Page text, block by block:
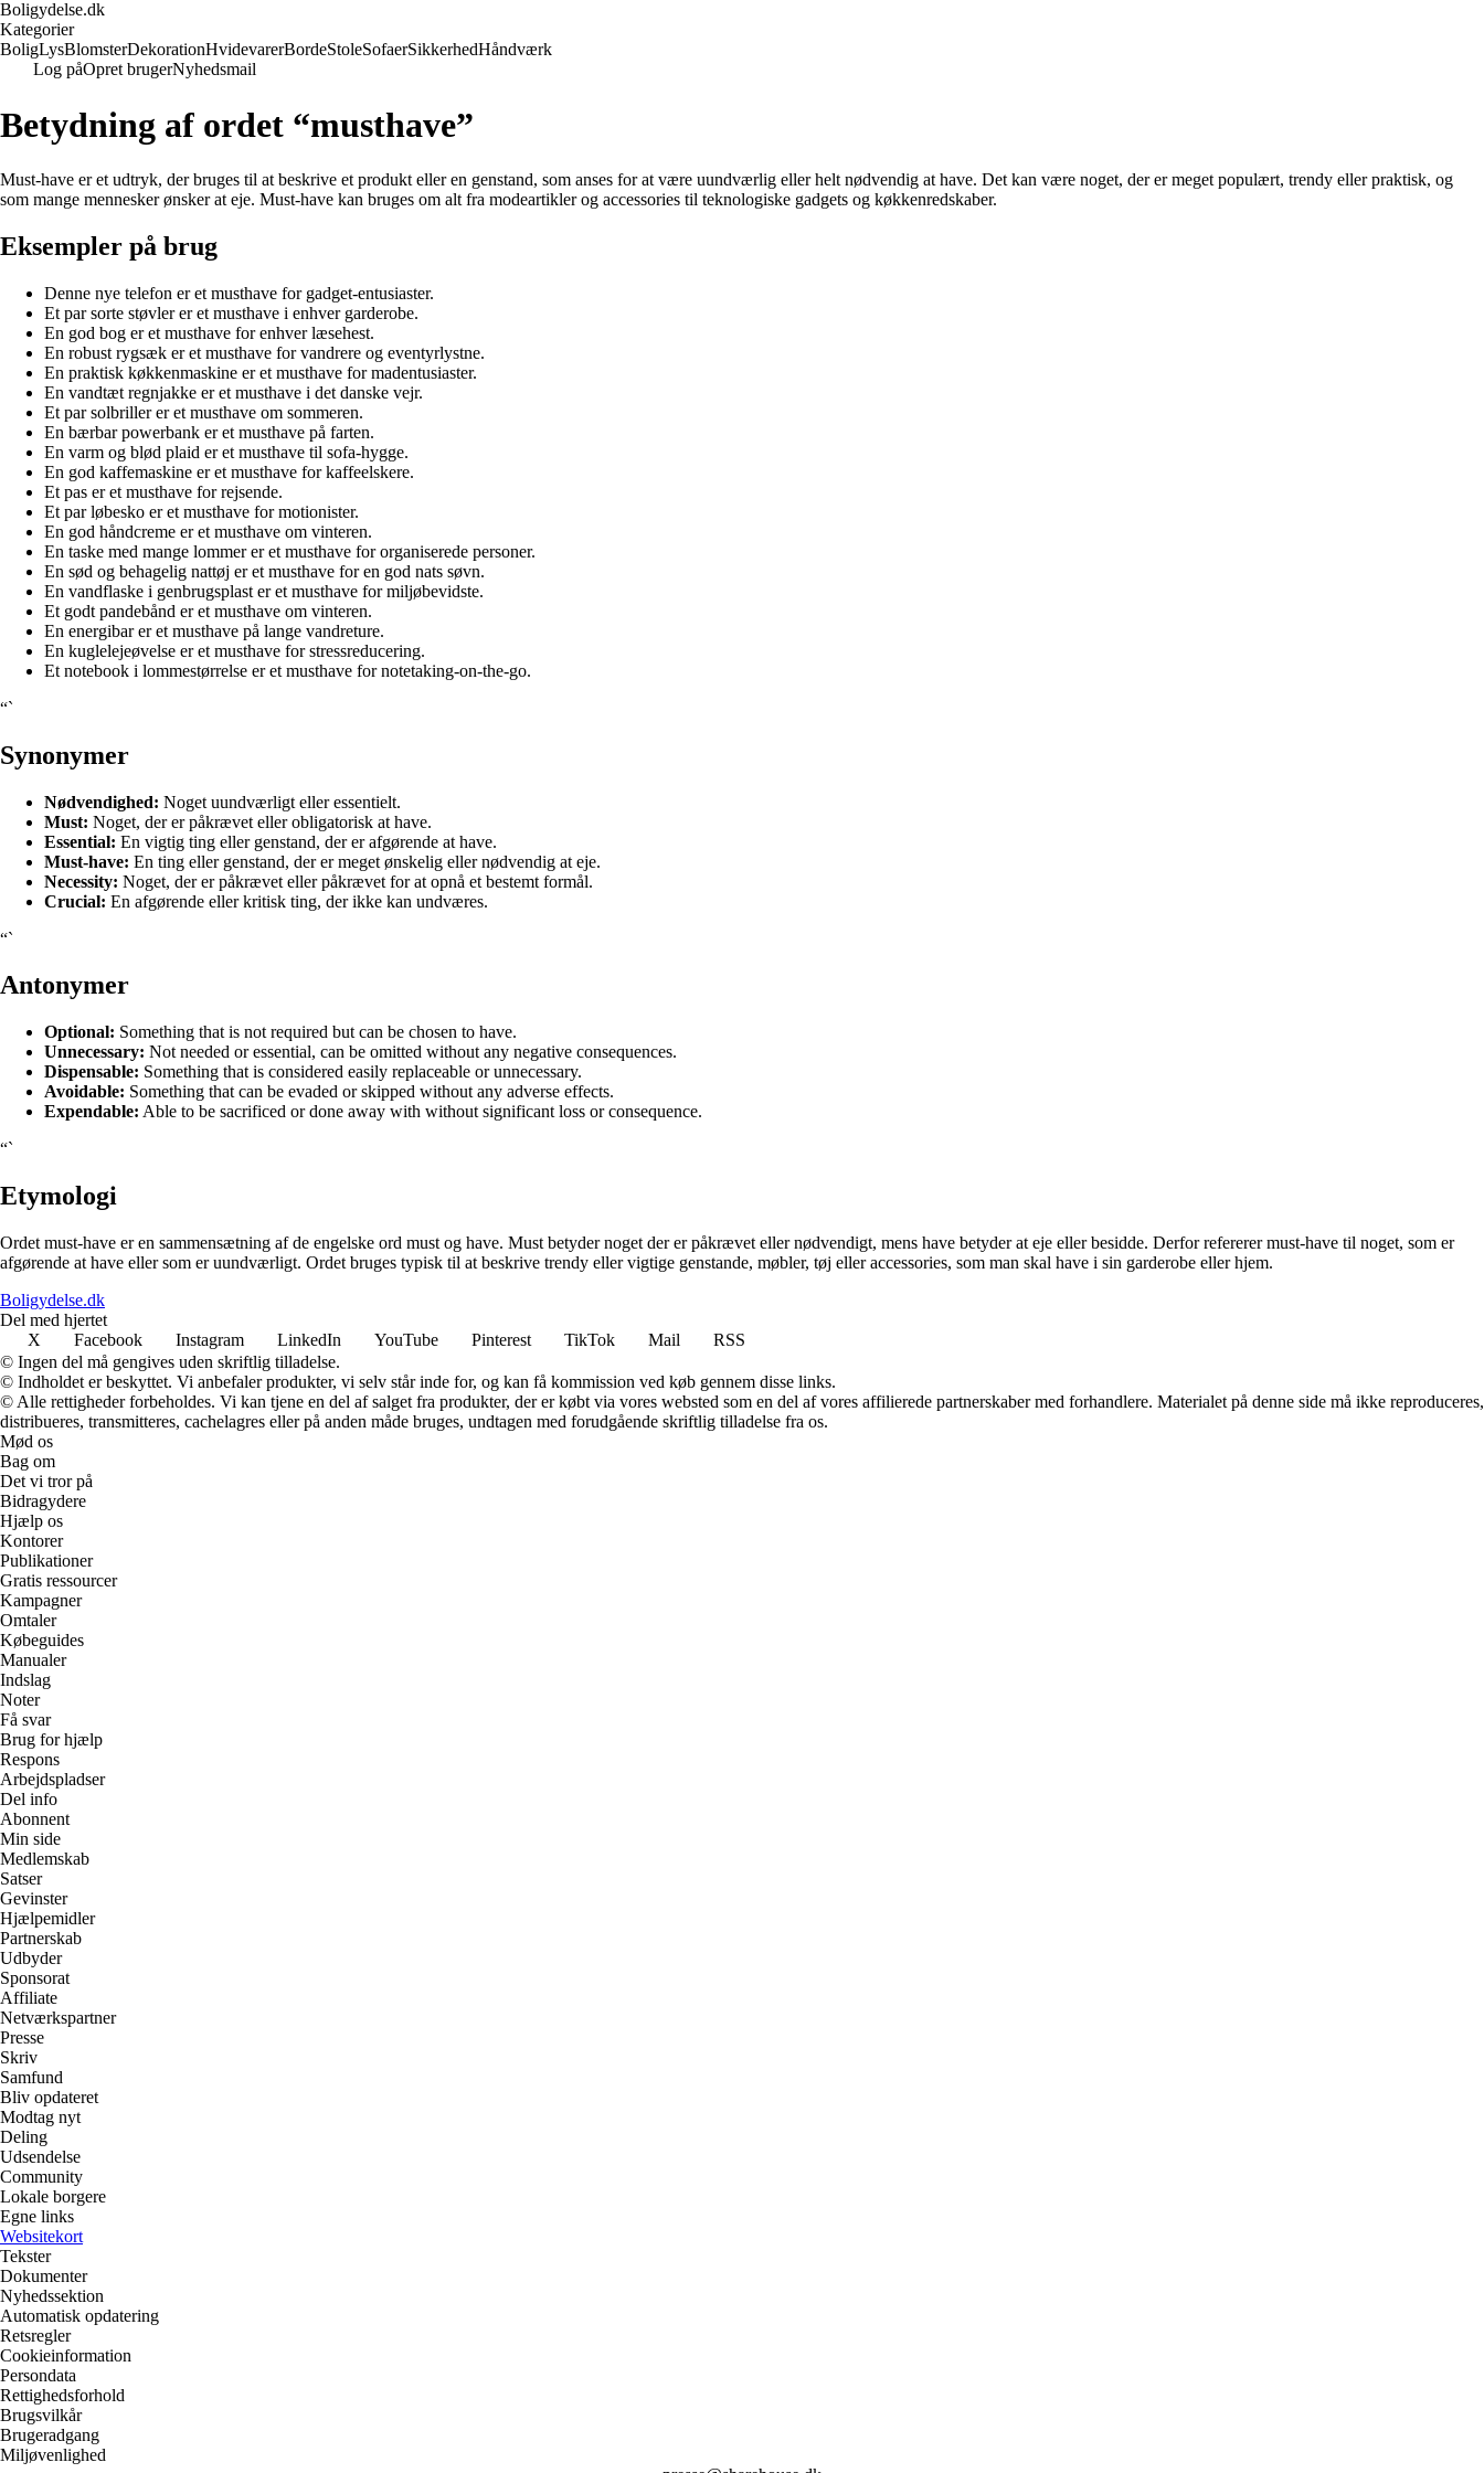
Boligydelse.dk
Kategorier
BoligLysBlomsterDekorationHvidevarerBordeStoleSofaerSikkerhedHåndværk
Log påOpret brugerNyhedsmail
Betydning af ordet “musthave”
Must-have er et udtryk, der bruges til at beskrive et produkt eller en genstand, som anses for at være uundværlig eller helt nødvendig at have. Det kan være noget, der er meget populært, trendy eller praktisk, og
som mange mennesker ønsker at eje. Must-have kan bruges om alt fra modeartikler og accessories til teknologiske gadgets og køkkenredskaber.
Eksempler på brug
Denne nye telefon er et musthave for gadget-entusiaster.
Et par sorte støvler er et musthave i enhver garderobe.
En god bog er et musthave for enhver læsehest.
En robust rygsæk er et musthave for vandrere og eventyrlystne.
En praktisk køkkenmaskine er et musthave for madentusiaster.
En vandtæt regnjakke er et musthave i det danske vejr.
Et par solbriller er et musthave om sommeren.
En bærbar powerbank er et musthave på farten.
En varm og blød plaid er et musthave til sofa-hygge.
En god kaffemaskine er et musthave for kaffeelskere.
Et pas er et musthave for rejsende.
Et par løbesko er et musthave for motionister.
En god håndcreme er et musthave om vinteren.
En taske med mange lommer er et musthave for organiserede personer.
En sød og behagelig nattøj er et musthave for en god nats søvn.
En vandflaske i genbrugsplast er et musthave for miljøbevidste.
Et godt pandebånd er et musthave om vinteren.
En energibar er et musthave på lange vandreture.
En kuglelejeøvelse er et musthave for stressreducering.
Et notebook i lommestørrelse er et musthave for notetaking-on-the-go.
“`
Synonymer
Nødvendighed: Noget uundværligt eller essentielt.
Must: Noget, der er påkrævet eller obligatorisk at have.
Essential: En vigtig ting eller genstand, der er afgørende at have.
Must-have: En ting eller genstand, der er meget ønskelig eller nødvendig at eje.
Necessity: Noget, der er påkrævet eller påkrævet for at opnå et bestemt formål.
Crucial: En afgørende eller kritisk ting, der ikke kan undværes.
“`
Antonymer
Optional: Something that is not required but can be chosen to have.
Unnecessary: Not needed or essential, can be omitted without any negative consequences.
Dispensable: Something that is considered easily replaceable or unnecessary.
Avoidable: Something that can be evaded or skipped without any adverse effects.
Expendable: Able to be sacrificed or done away with without significant loss or consequence.
“`
Etymologi
Ordet must-have er en sammensætning af de engelske ord must og have. Must betyder noget der er påkrævet eller nødvendigt, mens have betyder at eje eller besidde. Derfor refererer must-have til noget, som er
afgørende at have eller som er uundværligt. Ordet bruges typisk til at beskrive trendy eller vigtige genstande, møbler, tøj eller accessories, som man skal have i sin garderobe eller hjem.
Boligydelse.dk
Del med hjertet
X
Facebook Instagram LinkedIn YouTube Pinterest TikTok Mail
RSS
© Ingen del må gengives uden skriftlig tilladelse.
© Indholdet er beskyttet. Vi anbefaler produkter, vi selv står inde for, og kan få kommission ved køb gennem disse links.
© Alle rettigheder forbeholdes. Vi kan tjene en del af salget fra produkter, der er købt via vores websted som en del af vores affilierede partnerskaber med forhandlere. Materialet på denne side må ikke reproduceres,
distribueres, transmitteres, cachelagres eller på anden måde bruges, undtagen med forudgående skriftlig tilladelse fra os.
Mød os
Bag om
Det vi tror på
Bidragydere
Hjælp os
Kontorer
Publikationer
Gratis ressourcer
Kampagner
Omtaler
Købeguides
Manualer
Indslag
Noter
Få svar
Brug for hjælp
Respons
Arbejdspladser
Del info
Abonnent
Min side
Medlemskab
Satser
Gevinster
Hjælpemidler
Partnerskab
Udbyder
Sponsorat
Affiliate
Netværkspartner
Presse
Skriv
Samfund
Bliv opdateret
Modtag nyt
Deling
Udsendelse
Community
Lokale borgere
Egne links
Websitekort
Tekster
Dokumenter
Nyhedssektion
Automatisk opdatering
Retsregler
Cookieinformation
Persondata
Rettighedsforhold
Brugsvilkår
Brugeradgang
Miljøvenlighed